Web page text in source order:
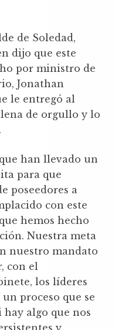
de Soledad,
dijo que este
por ministro de
Jonathan
le entregó al
de orgullo y lo
han llevado un
para que
poseedores a
con este
hemos hecho
Nuestra meta
nuestro mandato
con el
los líderes
proceso que se
algo que nos